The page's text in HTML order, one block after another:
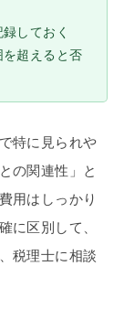
しておく
超えると否
特に見られや
の関連性」と
用はしっかり
に区別して、
税理士に相談